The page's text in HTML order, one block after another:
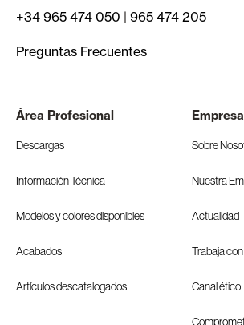
+34 965 474 050 | 965 474 205
Preguntas Frecuentes
Área Profesional
Descargas
Información Técnica
Modelos y colores disponibles
Acabados
Artículos descatalogados
Empresa
Sobre
Nuestra
Actualidad
Trabaja
Canal ético